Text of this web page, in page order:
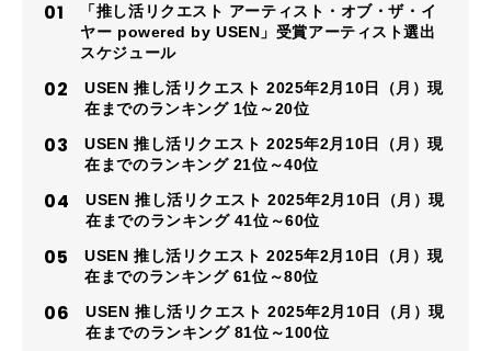
「推し活リクエスト アーティスト・オブ・ザ・イ
ヤー powered by USEN」受賞アーティスト選出
スケジュール
USEN 推し活リクエスト 2025年2月10日（月）現
在までのランキング 1位～20位
USEN 推し活リクエスト 2025年2月10日（月）現
在までのランキング 21位～40位
USEN 推し活リクエスト 2025年2月10日（月）現
在までのランキング 41位～60位
USEN 推し活リクエスト 2025年2月10日（月）現
在までのランキング 61位～80位
USEN 推し活リクエスト 2025年2月10日（月）現
在までのランキング 81位～100位